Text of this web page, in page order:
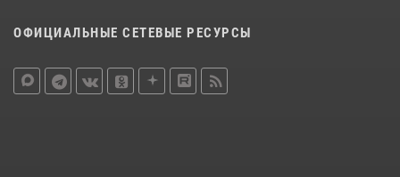
ОФИЦИАЛЬНЫЕ СЕТЕВЫЕ РЕСУРСЫ